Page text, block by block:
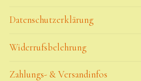
Datenschutzerklärung
Widerrufsbelehrung
Zahlungs- & Versandinfos